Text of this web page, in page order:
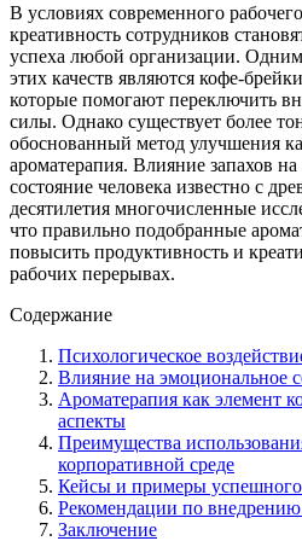
В условиях современного
креативность сотрудников
успеха любой организации.
этих качеств являются кофе-
которые помогают переключить
силы. Однако существует более
обоснованный метод улучшения
ароматерапия. Влияние запахов
состояние человека известно с
десятилетия многочисленные
что правильно подобранные
повысить продуктивность и
рабочих перерывах.
Содержание
Психологическое
Влияние на эмоциональное
Ароматерапия как элемент
аспекты
Преимущества
корпоративной среде
Кейсы и примеры
Рекомендации по
Заключение